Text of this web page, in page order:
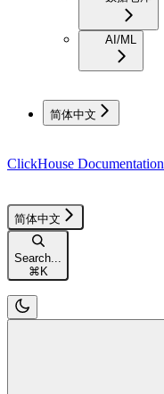
AI/ML
简体中文
ClickHouse Documentation
简体中文
Search...
⌘ K